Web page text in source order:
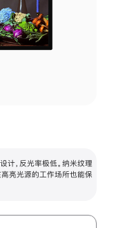
计，反光率极低。纳米纹理
高亮光源的工作场所也能保